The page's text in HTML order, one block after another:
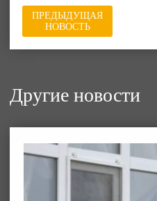
ПРЕДЫДУЩАЯ
НОВОСТЬ
Другие новости